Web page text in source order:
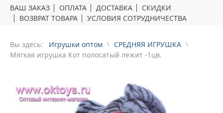
ВАШ ЗАКАЗ ОПЛАТА ДОСТАВКА
СКИДКИ
ВОЗВРАТ ТОВАРА
УСЛОВИЯ СОТРУДНИЧЕСТВА
Вы здесь: Игрушки оптом
СРЕДНЯЯ ИГРУШКА
Mягкая игрушка Кот полосатый лежит -1цв.